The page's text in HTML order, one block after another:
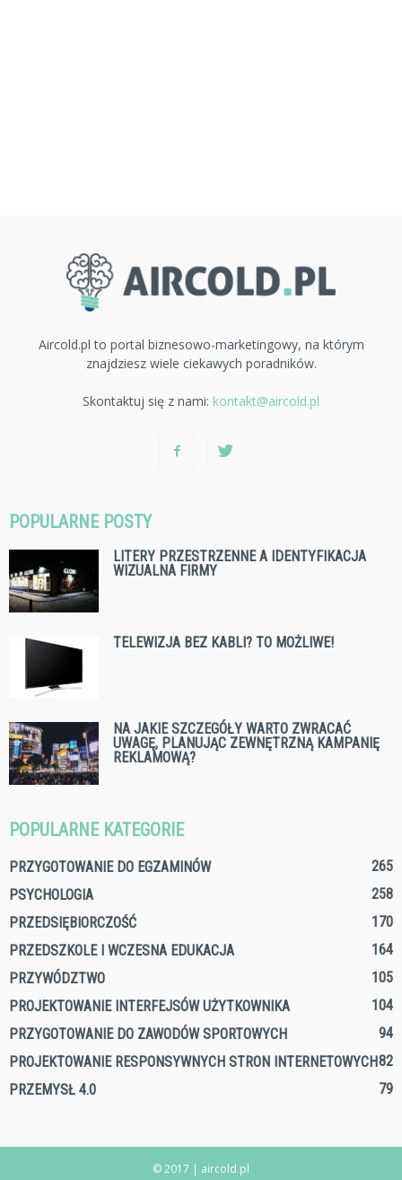
Aircold.pl to portal biznesowo-marketingowy, na którym
znajdziesz wiele ciekawych poradników.
Skontaktuj się z nami: kontakt@aircold.pl
POPULARNE POSTY
LITERY PRZESTRZENNE A IDENTYFIKACJA
WIZUALNA FIRMY
TELEWIZJA BEZ KABLI? TO MOŻLIWE!
NA JAKIE SZCZEGÓŁY WARTO ZWRACAĆ
UWAGĘ, PLANUJĄC ZEWNĘTRZNĄ KAMPANIĘ
REKLAMOWĄ?
POPULARNE KATEGORIE
PRZYGOTOWANIE DO EGZAMINÓW
265
PSYCHOLOGIA
258
PRZEDSIĘBIORCZOŚĆ
170
PRZEDSZKOLE I WCZESNA EDUKACJA
164
PRZYWÓDZTWO
105
PROJEKTOWANIE INTERFEJSÓW UŻYTKOWNIKA
104
PRZYGOTOWANIE DO ZAWODÓW SPORTOWYCH
94
PROJEKTOWANIE RESPONSYWNYCH STRON INTERNETOWYCH82
PRZEMYSŁ 4.0
79
© 2017 | aircold.pl